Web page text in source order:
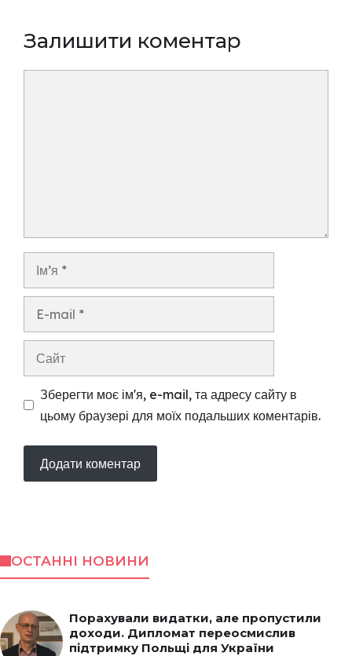
Залишити коментар
Зберегти моє ім'я, e-mail, та адресу сайту в
цьому браузері для моїх подальших коментарів.
ОСТАННІ НОВИНИ
Порахували видатки, але пропустили
доходи. Дипломат переосмислив
підтримку Польщі для України